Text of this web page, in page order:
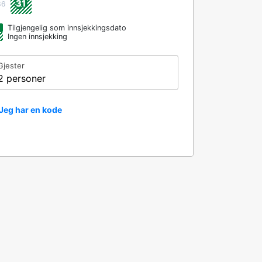
31
Tilgjengelig som innsjekkingsdato
Ingen innsjekking
personer
har en kode